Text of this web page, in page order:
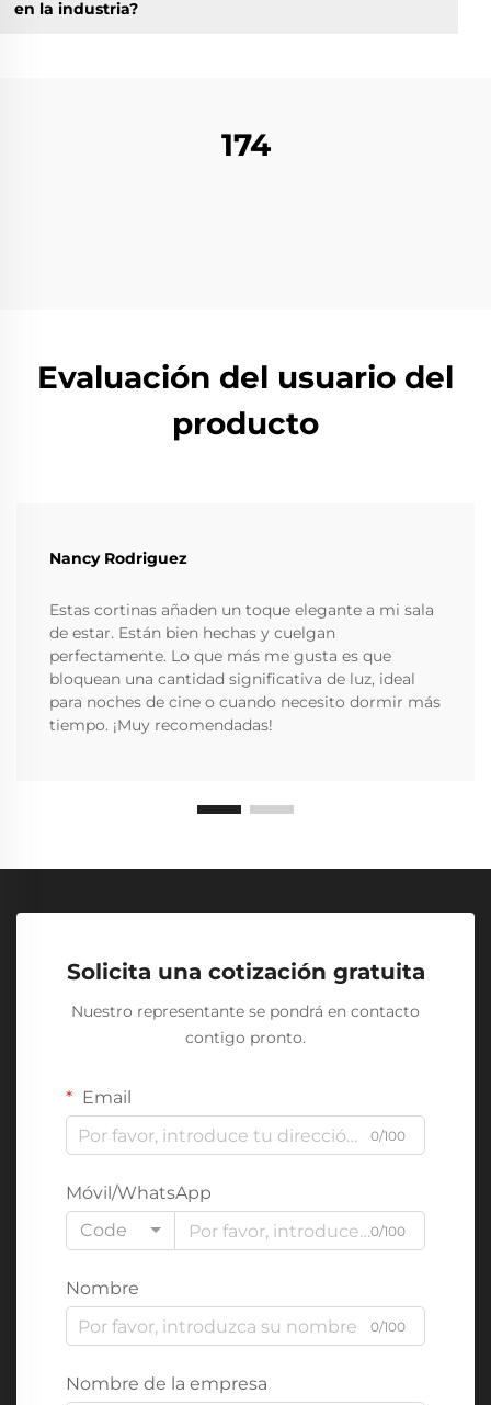
en la industria?
174
Evaluación del usuario del
producto
Nancy Rodriguez
Estas cortinas añaden un toque elegante a mi sala
de estar. Están bien hechas y cuelgan
perfectamente. Lo que más me gusta es que
bloquean una cantidad significativa de luz, ideal
para noches de cine o cuando necesito dormir más
tiempo. ¡Muy recomendadas!
Solicita una cotización gratuita
Nuestro representante se pondrá en contacto
contigo pronto.
Email
0/100
Móvil/WhatsApp
Code
0/100
Nombre
0/100
Nombre de la empresa